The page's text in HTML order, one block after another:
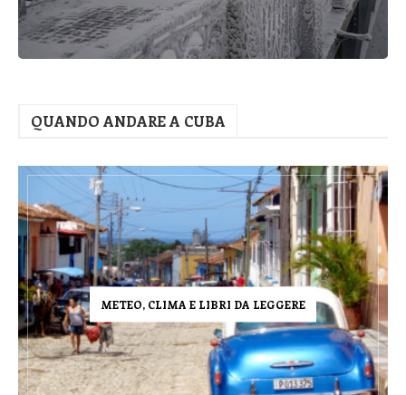
QUANDO ANDARE A CUBA
METEO, CLIMA E LIBRI DA LEGGERE